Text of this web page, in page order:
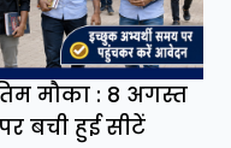
मौका : 8 अगस्त
बची हुई सीटें